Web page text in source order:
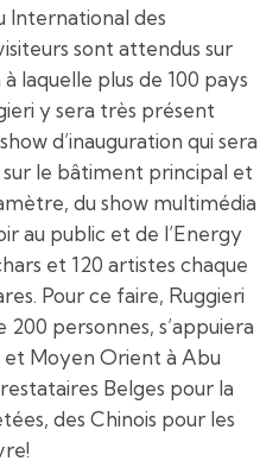
International des
sont attendus sur
laquelle plus de 100 pays
y sera très présent
d’inauguration qui sera
le bâtiment principal et
du show multimédia
au public et de l’Energy
et 120 artistes chaque
Pour ce faire, Ruggieri
personnes, s’appuiera
et Moyen Orient à Abu
Belges pour la
des Chinois pour les